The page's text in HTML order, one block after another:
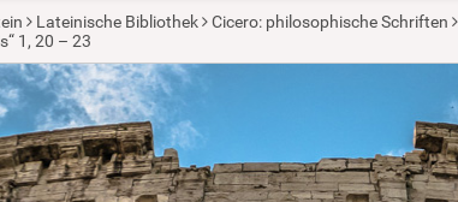
Lateinische Bibliothek Cicero: philosophische Schriften
1, 20 – 23